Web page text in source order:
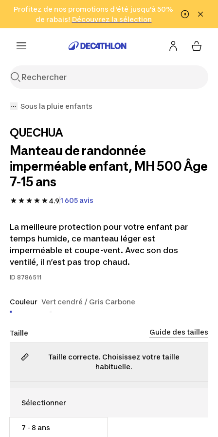
Aller à la recherche Aller au contenu Aller au pied de
Profitez de nos promotions d'été jusqu'à 50%
de rabais! Découvrez la sélection
Cliquez ici
en seulement 2 h!
(Zones sélectionnées)
Sous la pluie enfants
QUECHUA
Manteau de randonnée
imperméable enfant, MH 500 Âge
7-15 ans
4.91 605 avis
La meilleure protection pour votre enfant par
temps humide, ce manteau léger est
imperméable et coupe-vent. Avec son dos
ventilé, il n’est pas trop chaud.
ID 8786511
Couleur Vert cendré / Gris Carbone
Taille Guide des tailles
Taille correcte. Choisissez votre taille
habituelle.
7 - 8 ans